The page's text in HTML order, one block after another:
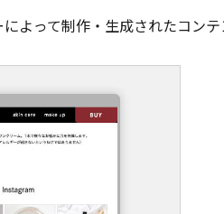
って制作・生成されたコンテ